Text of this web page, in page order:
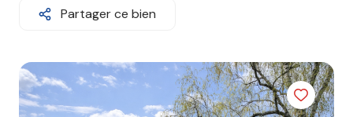
notre
agence
Partager ce bien